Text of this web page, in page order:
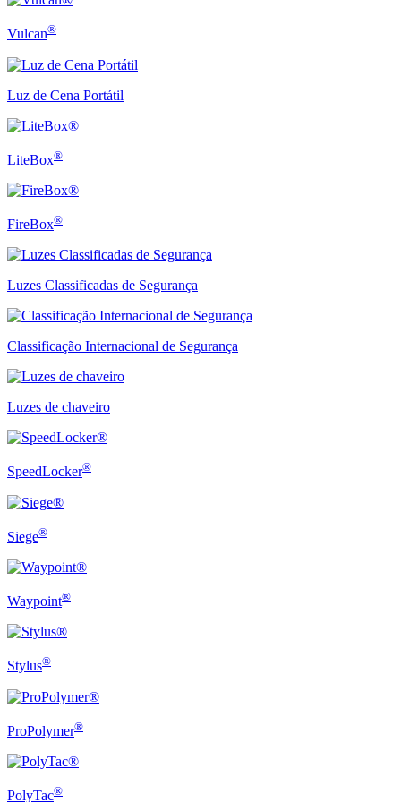
Vulcan®
Luz de Cena Portátil
LiteBox®
FireBox®
Luzes Classificadas de Segurança
Classificação Internacional de Segurança
Luzes de chaveiro
SpeedLocker®
Siege®
Waypoint®
Stylus®
ProPolymer®
PolyTac®